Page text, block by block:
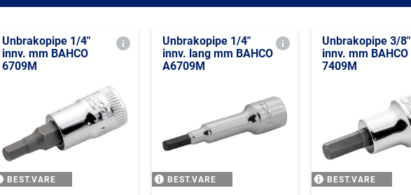
Unbrakopipe 1/4"
innv. mm BAHCO
6709M
BEST.VARE
Unbrakopipe 1/4"
innv. lang mm BAHCO
A6709M
BEST.VARE
Unbrakopipe 3/8"
innv. mm BAHCO
7409M
BEST.VARE